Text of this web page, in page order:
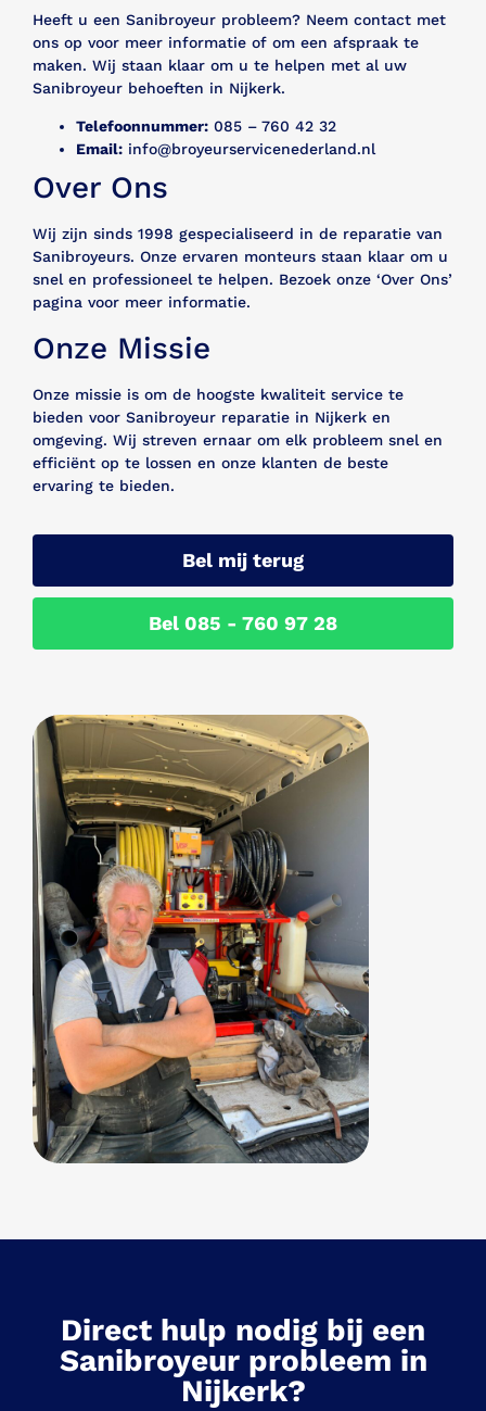
Heeft u een Sanibroyeur probleem? Neem contact met
ons op voor meer informatie of om een afspraak te
maken. Wij staan klaar om u te helpen met al uw
Sanibroyeur behoeften in Nijkerk.
Telefoonnummer: 085 – 760 42 32
Email: info@broyeurservicenederland.nl
Over Ons
Wij zijn sinds 1998 gespecialiseerd in de reparatie van
Sanibroyeurs. Onze ervaren monteurs staan klaar om u
snel en professioneel te helpen. Bezoek onze ‘Over Ons’
pagina voor meer informatie.
Onze Missie
Onze missie is om de hoogste kwaliteit service te
bieden voor Sanibroyeur reparatie in Nijkerk en
omgeving. Wij streven ernaar om elk probleem snel en
efficiënt op te lossen en onze klanten de beste
ervaring te bieden.
Bel mij terug
Bel 085 - 760 97 28
Direct hulp nodig bij een
Sanibroyeur probleem in
Nijkerk?